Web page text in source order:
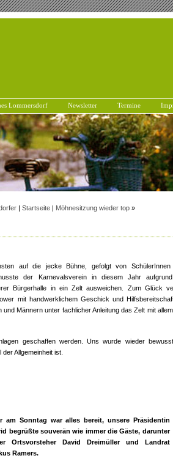
Lommersdorf Newsletter Termine
| Startseite | Möhnesitzung wieder top »
auf die jecke Bühne, gefolgt von SchülerInnen
der Karnevalsverein in diesem Jahr
Bürgerhalle in ein Zelt ausweichen. Zum Glück
mit handwerklichem Geschick und
Männern unter fachlicher Anleitung das Zelt mit
geschaffen werden. Uns wurde wieder
Allgemeinheit ist.
am Sonntag war alles bereit, unsere Präsidentin
begrüßte souverän wie immer die Gäste, darunter
Ortsvorsteher David Dreimüller und Landrat
Ramers.